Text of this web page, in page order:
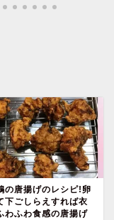
の唐揚げのレシピ!卵
下ごしらえすれば衣
わふわ食感の唐揚げ